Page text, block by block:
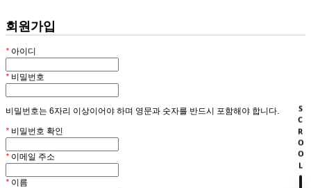
회원가입
* 아이디
* 비밀번호
비밀번호는 6자리 이상이어야 하며 영문과 숫자를 반드시 포함해야 합니다.
* 비밀번호 확인
* 이메일 주소
* 이름
SCROOL